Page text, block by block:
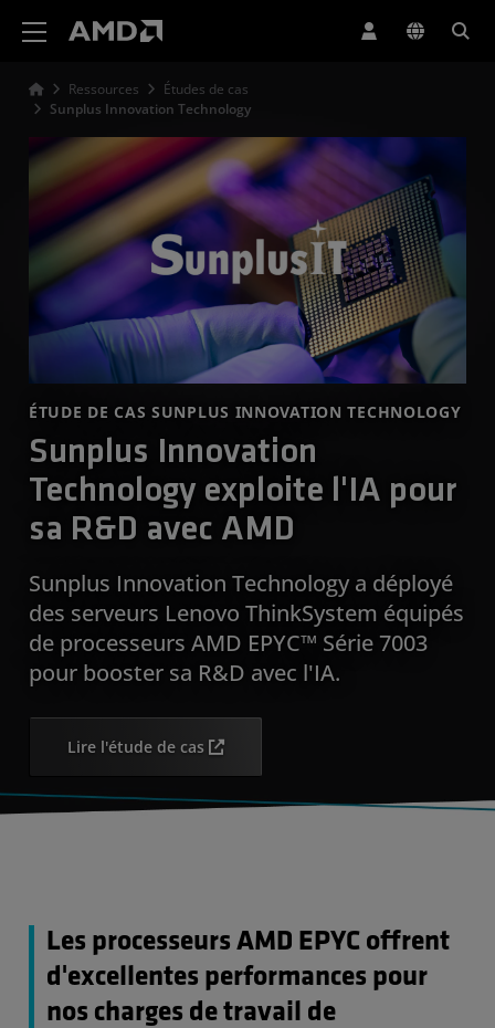
Ressources
Études de cas
Sunplus Innovation Technology
ÉTUDE DE CAS SUNPLUS INNOVATION TECHNOLOGY
Sunplus Innovation
Technology exploite l'IA pour
sa R&D avec AMD
Sunplus Innovation Technology a déployé
des serveurs Lenovo ThinkSystem équipés
de processeurs AMD EPYC™ Série 7003
pour booster sa R&D avec l'IA.
Lire l'étude de cas
Les processeurs AMD EPYC offrent
d'excellentes performances pour
nos charges de travail de